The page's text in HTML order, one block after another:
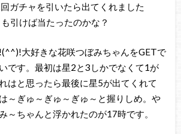
ガチャを引いたら出てくれました
引けば当たったのかな？
大好きな花咲つぼみちゃんをGETで
です。最初は星2と3しかでなくて1が
はと思ったら最後に星5が出てくれて
～ぎゅ～ぎゅ～ぎゅ～と握りしめ。や
～ちゃんと浮かれたのが17時です。